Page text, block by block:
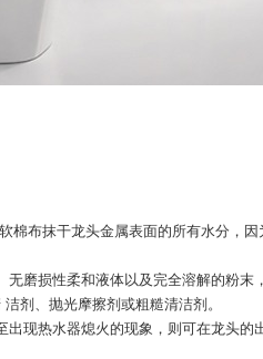
抹干龙头金属表面的所有水分，因
损性柔和液体以及完全溶解的粉末
剂、抛光摩擦剂或粗糙清洁剂。
热水器熄火的现象，则可在龙头的